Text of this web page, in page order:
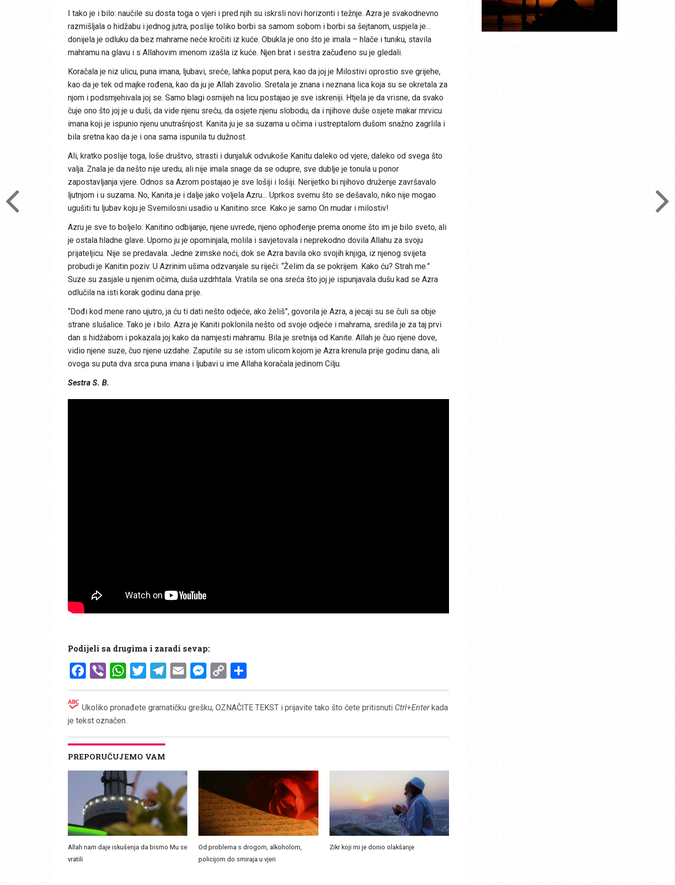
I tako je i bilo: naučile su dosta toga o vjeri i pred njih su iskrsli novi horizonti i težnje. Azra je svakodnevno
razmišljala o hidžabu i jednog jutra, poslije toliko borbi sa samom sobom i borbi sa šejtanom, uspjela je…
donijela je odluku da bez mahrame neće kročiti iz kuće. Obukla je ono što je imala – hlače i tuniku, stavila
mahramu na glavu i s Allahovim imenom izašla iz kuće. Njen brat i sestra začuđeno su je gledali.
Koračala je niz ulicu, puna imana, ljubavi, sreće, lahka poput pera, kao da joj je Milostivi oprostio sve grijehe,
kao da je tek od majke rođena, kao da ju je Allah zavolio. Sretala je znana i neznana lica koja su se okretala za
njom i podsmjehivala joj se. Samo blagi osmijeh na licu postajao je sve iskreniji. Htjela je da vrisne, da svako
čuje ono što joj je u duši, da vide njenu sreću, da osjete njenu slobodu, da i njihove duše osjete makar mrvicu
imana koji je ispunio njenu unutrašnjost. Kanita ju je sa suzama u očima i ustreptalom dušom snažno zagrlila i
bila sretna kao da je i ona sama ispunila tu dužnost.
Ali, kratko poslije toga, loše društvo, strasti i dunjaluk odvukoše Kanitu daleko od vjere, daleko od svega što
valja. Znala je da nešto nije uredu, ali nije imala snage da se odupre, sve dublje je tonula u ponor
zapostavljanja vjere. Odnos sa Azrom postajao je sve lošiji i lošiji. Nerijetko bi njihovo druženje završavalo
ljutnjom i u suzama. No, Kanita je i dalje jako voljela Azru… Uprkos svemu što se dešavalo, niko nije mogao
ugušiti tu ljubav koju je Svemilosni usadio u Kanitino srce. Kako je samo On mudar i milostiv!
Azru je sve to boljelo: Kanitino odbijanje, njene uvrede, njeno ophođenje prema onome što im je bilo sveto, ali
je ostala hladne glave. Uporno ju je opominjala, molila i savjetovala i neprekodno dovila Allahu za svoju
prijateljicu. Nije se predavala. Jedne zimske noći, dok se Azra bavila oko svojih knjiga, iz njenog svijeta
probudi je Kanitin poziv. U Azrinim ušima odzvanjale su riječi: “Želim da se pokrijem. Kako ću? Strah me.”
Suze su zasjale u njenim očima, duša uzdrhtala. Vratila se ona sreća što joj je ispunjavala dušu kad se Azra
odlučila na isti korak godinu dana prije.
“Dođi kod mene rano ujutro, ja ću ti dati nešto odjeće, ako želiš”, govorila je Azra, a jecaji su se čuli sa obje
strane slušalice. Tako je i bilo. Azra je Kaniti poklonila nešto od svoje odjeće i mahrama, sredila je za taj prvi
dan s hidžabom i pokazala joj kako da namjesti mahramu. Bila je sretnija od Kanite. Allah je čuo njene dove,
vidio njene suze, čuo njene uzdahe. Zaputile su se istom ulicom kojom je Azra krenula prije godinu dana, ali
ovoga su puta dva srca puna imana i ljubavi u ime Allaha koračala jedinom Cilju.
Sestra S. B.
Podijeli sa drugima i zaradi sevap:
Facebook
ViberWhatsApp
Twitter
Telegram
EmailMessenger
CopyShare
Ukoliko pronađete gramatičku grešku, OZNAČITE TEKST i prijavite tako što ćete pritisnuti Ctrl+Enterkada
je tekst označen.
PREPORUČUJEMO VAM
Allah nam daje iskušenja da bismo Mu se
vratili
Od problema s drogom, alkoholom,
policijom do smiraja u vjeri
Zikr koji mi je donio olakšanje